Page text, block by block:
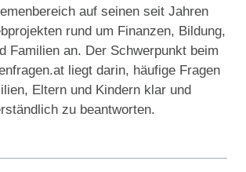
auf seinen seit Jahren
rund um Finanzen, Bildung,
Familien an. Der Schwerpunkt beim
liegt darin, häufige Fragen
Eltern und Kindern klar und
zu beantworten.